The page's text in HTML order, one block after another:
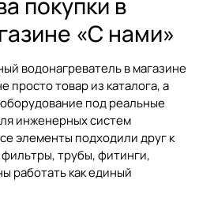
«С нами»
водонагреватель в магазине
просто товар из каталога, а
под реальные
инженерных систем
элементы подходили друг к
трубы, фитинги,
работать как единый